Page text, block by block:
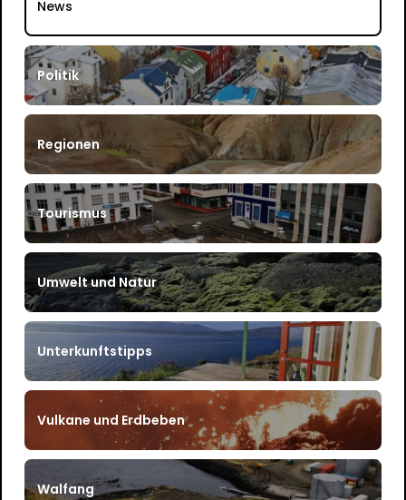
News
Politik
Regionen
Tourismus
Umwelt und Natur
Unterkunftstipps
Vulkane und Erdbeben
Walfang